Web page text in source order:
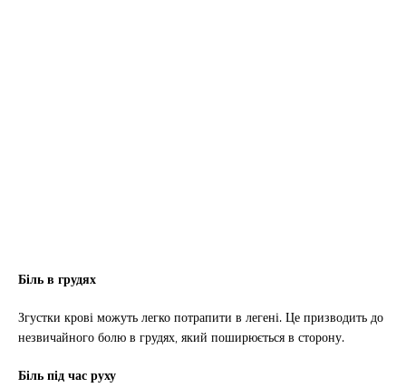
Біль в грудях
Згустки крові можуть легко потрапити в легені. Це призводить до
незвичайного болю в грудях, який поширюється в сторону.
Біль під час руху